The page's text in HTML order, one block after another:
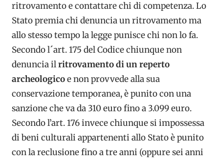
ritrovamento e contattare chi di competenza. Lo
Stato premia chi denuncia un ritrovamento ma
allo stesso tempo la legge punisce chi non lo fa.
Secondo l´art. 175 del Codice chiunque non
denuncia ilritrovamento di un reperto
archeologicoe non provvede alla sua
conservazione temporanea, è punito con una
sanzione che va da 310 euro fino a 3.099 euro.
Secondo l’art. 176 invece chiunque si impossessa
di beni culturali appartenenti allo Stato è punito
con la reclusione fino a tre anni (oppure sei anni